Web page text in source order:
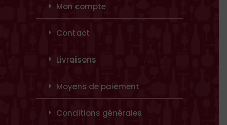
Mon compte
Contact
Livraisons
Moyens de paiement
Conditions générales